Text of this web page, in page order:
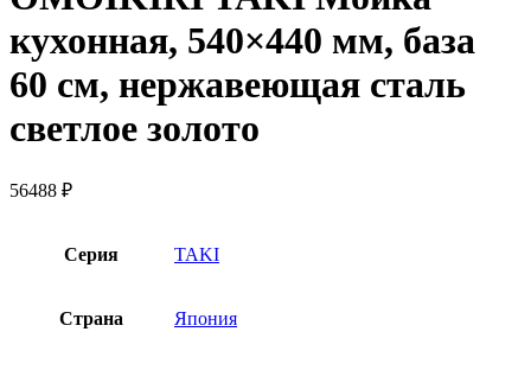
кухонная, 540×440 мм, база
60 см, нержавеющая сталь
светлое золото
56488 ₽
Серия TAKI
Страна Япония